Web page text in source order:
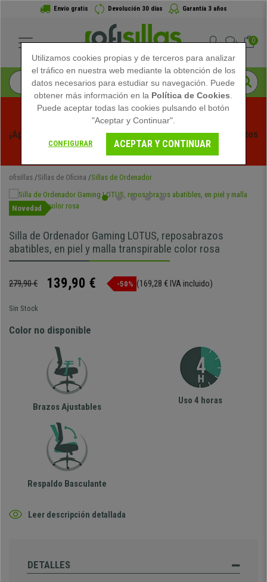
Envío gratis Devolución 30 días Garantía 3 años
0
¡Aprovecha las Rebajas de Verano en Ofisillas! Descuentos
Exclusivos por Tiempo Limitado - Ver Promo
ofisillas Sillas de Oficina Sillas de Ordenador
Novedad
Silla de Ordenador Gaming LOTUS, reposabrazos
abatibles, en piel y malla transpirable color rosa
279,90 € 139,90 € -50% (169,28 € IVA incluido)
Sin Stock
Color no disponible
Brazos Ajustables
Uso 4 horas
Respaldo Basculante
Leer descripción detallada
DETALLES
Utilizamos cookies propias y de terceros para analizar
el tráfico en nuestra web mediante la obtención de los
datos necesarios para estudiar su navegación. Puede
obtener más información en la Política de Cookies
Puede aceptar todas las cookies pulsando el botón
"Aceptar y Continuar".
CONFIGURAR ACEPTAR Y CONTINUAR